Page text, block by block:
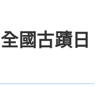
國古蹟日